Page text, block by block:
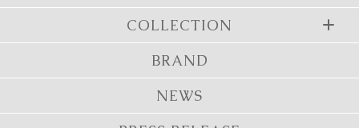
COLLECTION
BRAND
NEWS